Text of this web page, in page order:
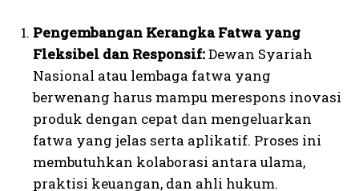
Pengembangan Kerangka Fatwa yang
Fleksibel dan Responsif:Dewan Syariah
Nasional atau lembaga fatwa yang
berwenang harus mampu merespons inovasi
produk dengan cepat dan mengeluarkan
fatwa yang jelas serta aplikatif. Proses ini
membutuhkan kolaborasi antara ulama,
praktisi keuangan, dan ahli hukum.